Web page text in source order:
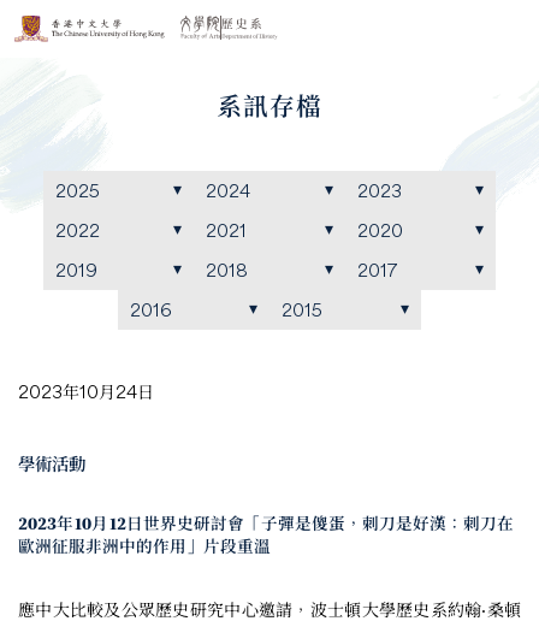
系訊存檔
2025 2024
2023
2022
2021
2020
2019
2018
2017
2016
2015
2023年10月24日
學術活動
2023年10月12日世界史研討會「子彈是傻蛋，刺刀是好漢：刺刀在
歐洲征服非洲中的作用」片段重溫
應中大比較及公眾歷史研究中心邀請，波士頓大學歷史系約翰·桑頓